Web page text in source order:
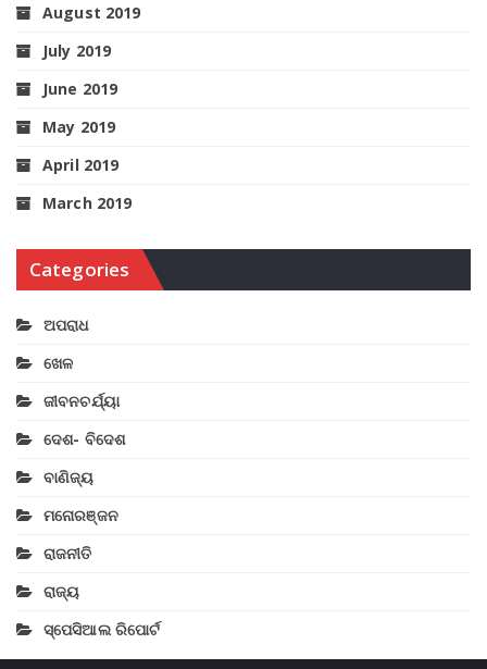
August 2019
July 2019
June 2019
May 2019
April 2019
March 2019
Categories
ଅପରାଧ
ଖେଳ
ଜୀବନଚର୍ଯ୍ୟା
ଦେଶ- ବିଦେଶ
ବାଣିଜ୍ୟ
ମନୋରଞ୍ଜନ
ରାଜନୀତି
ରାଜ୍ୟ
ସ୍ପେସିଆଲ ରିପୋର୍ଟ